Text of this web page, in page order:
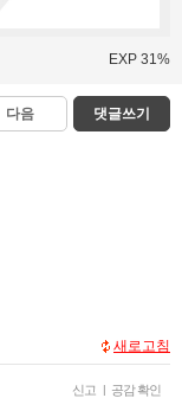
EXP 31%
다음 댓글쓰기
새로고침
신고 | 공감 확인